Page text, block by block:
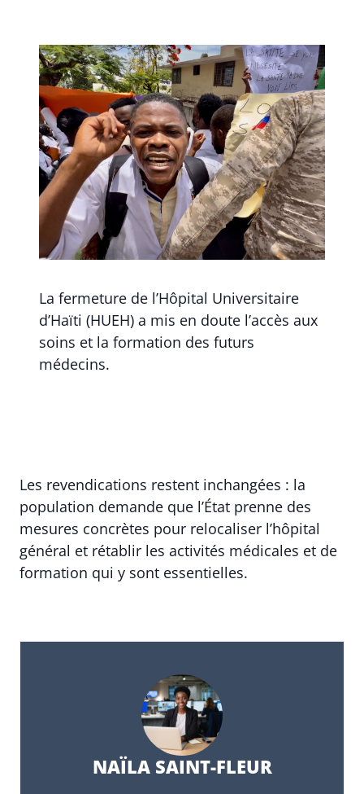
La fermeture de l’Hôpital Universitaire
d’Haïti (HUEH) a mis en doute l’accès aux
soins et la formation des futurs
médecins.
Les revendications restent inchangées : la
population demande que l’État prenne des
mesures concrètes pour relocaliser l’hôpital
général et rétablir les activités médicales et de
formation qui y sont essentielles.
NAÏLA SAINT-FLEUR